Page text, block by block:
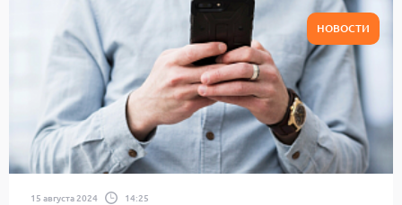
НОВОСТИ
15 августа 2024 14:25